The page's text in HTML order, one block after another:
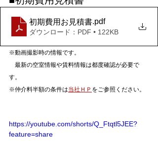
初期費用お見積書.pdf
ダウンロード：PDF • 122KB
※動画撮影時の情報です。
最新の空室情報や賃料情報は都度確認が必要で
す。
※仲介料半額の条件は当社ＨＰ をご参照ください。
https://youtube.com/shorts/Q_Ftqtl5JEE?
feature=share